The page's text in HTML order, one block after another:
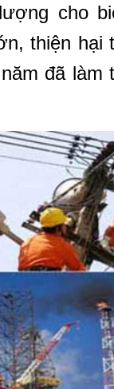
cho
thiện hại
đã làm